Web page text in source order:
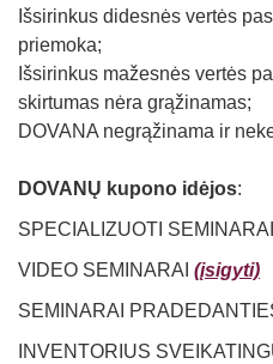
Išsirinkus didesnės vertės
priemoka;
Išsirinkus mažesnės vertės
skirtumas nėra grąžinamas;
DOVANA negrąžinama ir
DOVANŲ kupono idėjos:
SPECIALIZUOTI SEMINARAI
VIDEO SEMINARAI (įsigyti)
SEMINARAI
INVENTORIUS